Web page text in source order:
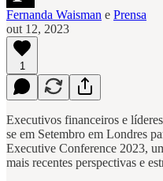
Fernanda Waisman e Prensa
out 12, 2023
1
Executivos financeiros e
se em Setembro em Londres
Executive Conference 2023,
mais recentes perspectivas e